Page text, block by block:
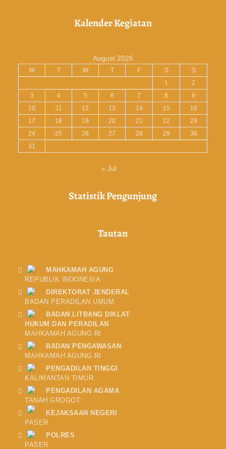
Kalender Kegiatan
August 2026
M T W T F S
S
1
2
3
4 5 6 7 8
9
10
11 12 13 14 15
16
17
18 19 20 21 22
23
24
25 26 27 28 29
30
31
« Jul
Statistik Pengunjung
Tautan
MAHKAMAH AGUNG
REPUBLIK INDONESIA
DIREKTORAT JENDERAL
BADAN PERADILAN UMUM
BADAN LITBANG DIKLAT
HUKUM DAN PERADILAN
MAHKAMAH AGUNG RI
BADAN PENGAWASAN
MAHKAMAH AGUNG RI
PENGADILAN TINGGI
KALIMANTAN TIMUR
PENGADILAN AGAMA
TANAH GROGOT
KEJAKSAAN NEGERI
PASER
POLRES
PASER